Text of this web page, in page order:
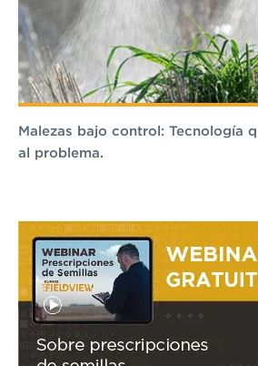
Malezas bajo control: Tecnología
al problema.